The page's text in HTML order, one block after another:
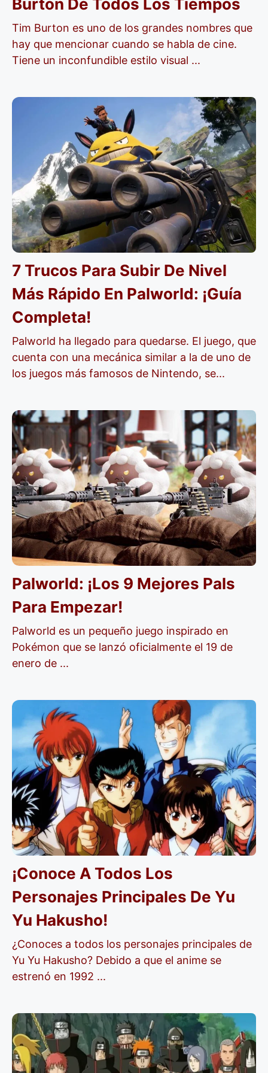
Burton De Todos Los Tiempos
Tim Burton es uno de los grandes nombres que
hay que mencionar cuando se habla de cine.
Tiene un inconfundible estilo visual ...
7 Trucos Para Subir De Nivel
Más Rápido En Palworld: ¡guía
Completa!
Palworld ha llegado para quedarse. El juego, que
cuenta con una mecánica similar a la de uno de
los juegos más famosos de Nintendo, se...
Palworld: ¡Los 9 Mejores Pals
Para Empezar!
Palworld es un pequeño juego inspirado en
Pokémon que se lanzó oficialmente el 19 de
enero de ...
¡Conoce A Todos Los
Personajes Principales De Yu
Yu Hakusho!
¿Conoces a todos los personajes principales de
Yu Yu Hakusho? Debido a que el anime se
estrenó en 1992 ...